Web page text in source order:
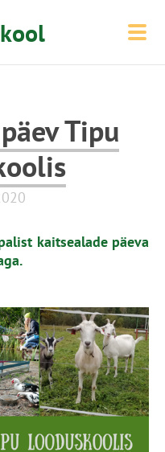
Tipu
kaitsealade päeva